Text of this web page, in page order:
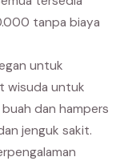
tanpa biaya
untuk
wisuda untuk
dan hampers
jenguk sakit.